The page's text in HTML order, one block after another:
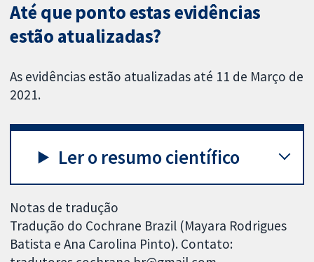
Até que ponto estas evidências
estão atualizadas?
As evidências estão atualizadas até 11 de Março de
2021.
Ler o resumo científico
Notas de tradução
Tradução do Cochrane Brazil (Mayara Rodrigues
Batista e Ana Carolina Pinto). Contato: